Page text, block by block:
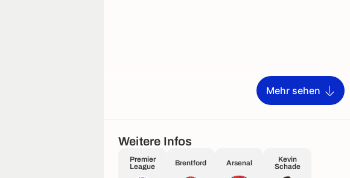
Mehr sehen
Weitere Infos
Premier
League
Brentford Arsenal
Kevin
Schade